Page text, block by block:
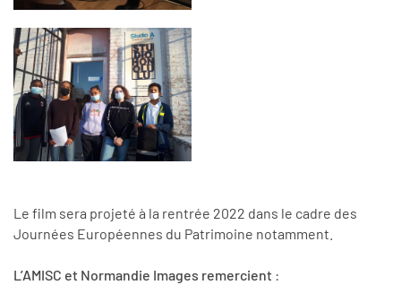
Le film sera projeté à la rentrée 2022 dans le cadre des
Journées Européennes du Patrimoine notamment.
L’AMISC et Normandie Images remercient :